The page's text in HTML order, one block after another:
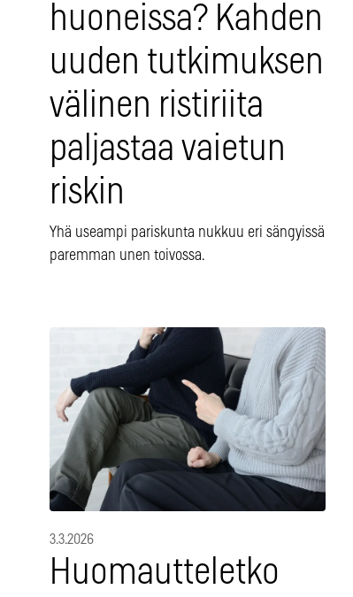
huoneissa? Kahden
uuden tutkimuksen
välinen ristiriita
paljastaa vaietun
riskin
Yhä useampi pariskunta nukkuu eri sängyissä
paremman unen toivossa.
3.3.2026
Huomautteletko